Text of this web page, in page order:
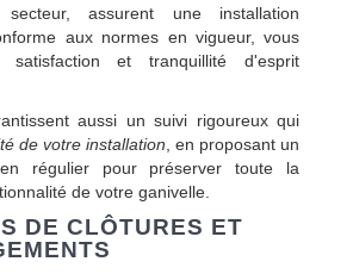
assurent une installation
aux normes en vigueur, vous
satisfaction et tranquillité d'esprit
aussi un suivi rigoureux qui
de votre installation , en proposant un
régulier pour préserver toute la
de votre ganivelle.
DE CLÔTURES ET